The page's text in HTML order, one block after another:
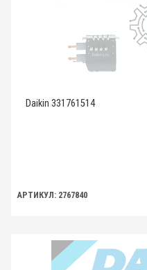
Daikin 331761514
АРТИКУЛ: 2767840